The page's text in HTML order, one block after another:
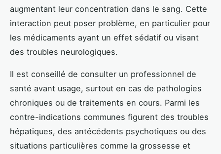
augmentant leur concentration dans le sang. Cette
interaction peut poser problème, en particulier pour
les médicaments ayant un effet sédatif ou visant
des troubles neurologiques.
Il est conseillé de consulter un professionnel de
santé avant usage, surtout en cas de pathologies
chroniques ou de traitements en cours. Parmi les
contre-indications communes figurent des troubles
hépatiques, des antécédents psychotiques ou des
situations particulières comme la grossesse et